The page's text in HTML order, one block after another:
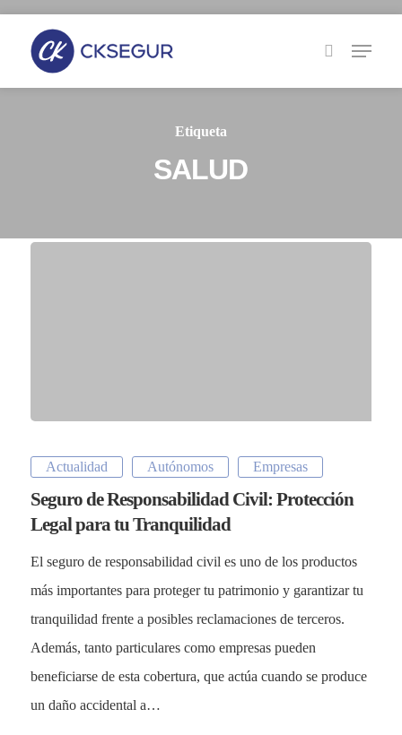
Skip
Etiqueta
SALUD
Actualidad Autónomos Empresas
Seguro de Responsabilidad Civil: Protección
Legal para tu Tranquilidad
El seguro de responsabilidad civil es uno de los productos
más importantes para proteger tu patrimonio y garantizar tu
tranquilidad frente a posibles reclamaciones de terceros.
Además, tanto particulares como empresas pueden
beneficiarse de esta cobertura, que actúa cuando se produce
un daño accidental a…